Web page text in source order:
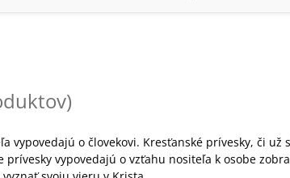
)
vypovedajú o človekovi. Kresťanské prívesky, či
vypovedajú o vzťahu nositeľa k osobe